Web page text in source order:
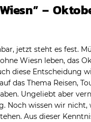
–
jetzt steht es fest.
Wiesn leben, das
diese Entscheidung
das Thema Reisen,
Ungeliebt aber
Noch wissen wir
Aus dieser